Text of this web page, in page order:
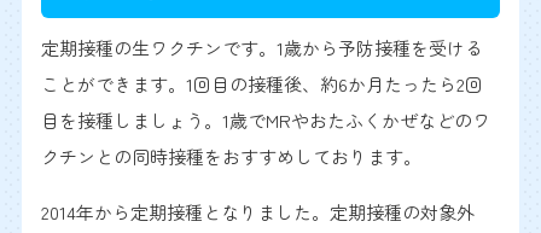
定期接種の生ワクチンです。1歳から予防接種を受ける
ことができます。1回目の接種後、約6か月たったら2回
目を接種しましょう。1歳でMRやおたふくかぜなどのワ
クチンとの同時接種をおすすめしております。
2014年から定期接種となりました。定期接種の対象外